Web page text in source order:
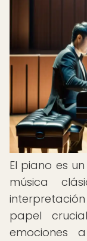
El piano es
música
papel
emociones